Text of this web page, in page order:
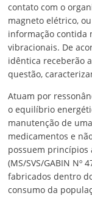
contato com o
magneto elétrico,
informação contida
vibracionais. De
idêntica receberão
questão,
Atuam por
o equilíbrio
manutenção de
medicamentos e
possuem princípios
(MS/SVS/GABIN Nº
fabricados dentro
consumo da